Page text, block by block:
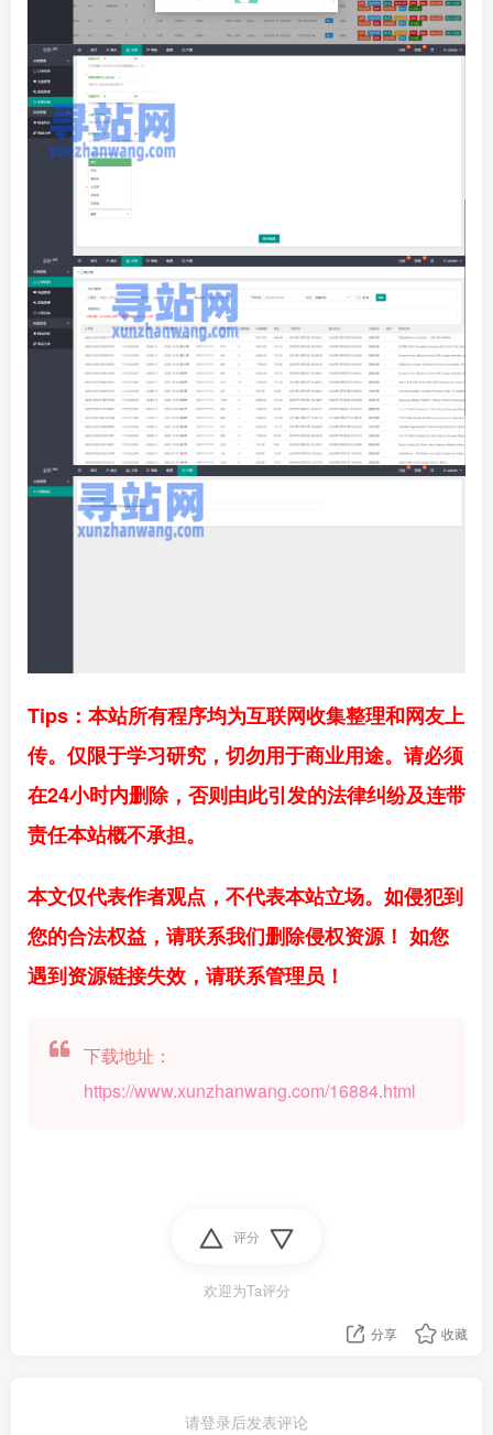
Tips：本站所有程序均为互联网收集整理和网友上
传。仅限于学习研究，切勿用于商业用途。请必须
在24小时内删除，否则由此引发的法律纠纷及连带
责任本站概不承担。
本文仅代表作者观点，不代表本站立场。如侵犯到
您的合法权益，请联系我们删除侵权资源！ 如您
遇到资源链接失效，请联系管理员！
下载地址：
https://www.xunzhanwang.com/16884.html
评分
欢迎为Ta评分
分享 收藏
请登录后发表评论